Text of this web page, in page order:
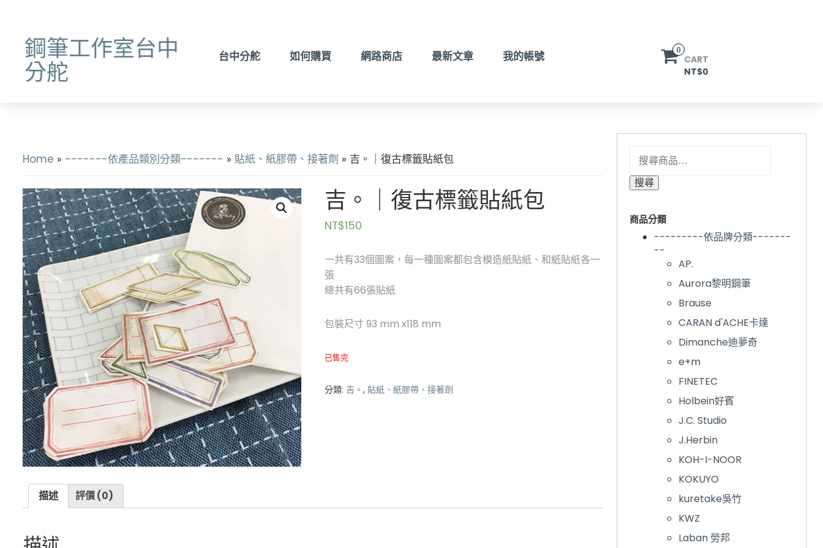
鋼筆工作室台中
分舵
台中分舵 如何購買 網路商店 最新文章 我的帳號 0
CART
NT$0
Home » -------依產品類別分類------- » 貼紙、紙膠帶、接著劑 » 吉。｜復古標籤貼紙包
吉。｜復古標籤貼紙包
NT$150
一共有33個圖案，每一種圖案都包含模造紙貼紙、和紙貼紙各一
張
總共有66張貼紙
包裝尺寸 93 mm x118 mm
已售完
分類: 吉。 , 貼紙、紙膠帶、接著劑
描述 評價 (0)
搜尋關鍵字:
搜尋
商品分類
---------依品牌分類-------
--
AP.
Aurora黎明鋼筆
Brause
CARAN d'ACHE卡達
Dimanche迪夢奇
e+m
FINETEC
Holbein好賓
J.C. Studio
J.Herbin
KOH-I-NOOR
KOKUYO
kuretake吳竹
KWZ
Laban 勞邦